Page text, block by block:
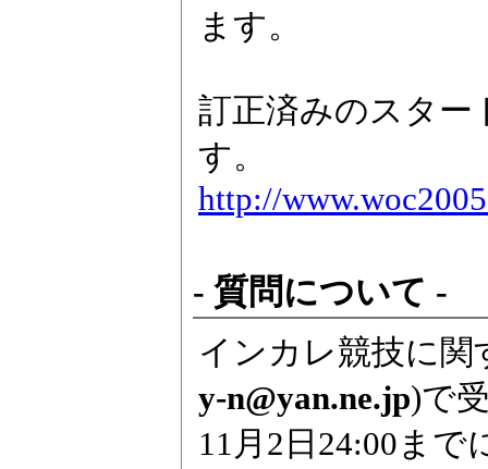
ます。
訂正済みのスタ
す。
http://
- 質問について -
インカレ競技に関
y-n@yan.ne.jp)で
11月2日24:00ま